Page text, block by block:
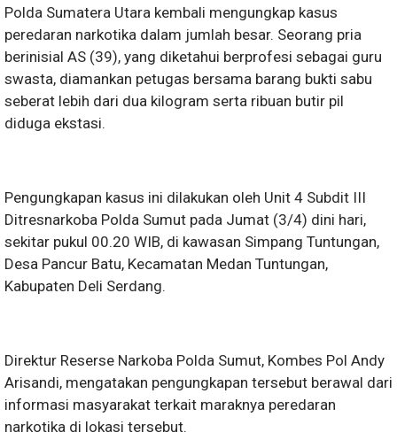
Polda Sumatera Utara kembali mengungkap kasus
peredaran narkotika dalam jumlah besar. Seorang pria
berinisial AS (39), yang diketahui berprofesi sebagai guru
swasta, diamankan petugas bersama barang bukti sabu
seberat lebih dari dua kilogram serta ribuan butir pil
diduga ekstasi.
Pengungkapan kasus ini dilakukan oleh Unit 4 Subdit III
Ditresnarkoba Polda Sumut pada Jumat (3/4) dini hari,
sekitar pukul 00.20 WIB, di kawasan Simpang Tuntungan,
Desa Pancur Batu, Kecamatan Medan Tuntungan,
Kabupaten Deli Serdang.
Direktur Reserse Narkoba Polda Sumut, Kombes Pol Andy
Arisandi, mengatakan pengungkapan tersebut berawal dari
informasi masyarakat terkait maraknya peredaran
narkotika di lokasi tersebut.